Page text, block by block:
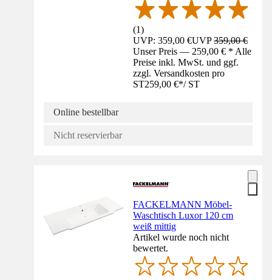
(1)
UVP: 359,00 €UVP359,00 €
Unser Preis — 259,00 € * Alle
Preise inkl. MwSt. und ggf.
zzgl. Versandkosten pro
ST259,00 €*/ ST
Online bestellbar
Nicht reservierbar
FACKELMANN Möbel-
Waschtisch Luxor 120 cm
weiß mittig
Artikel wurde noch nicht
bewertet.